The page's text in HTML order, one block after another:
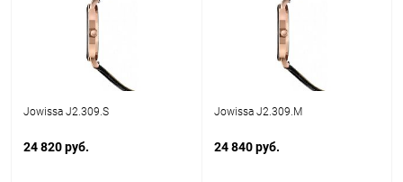
Jowissa J2.309.S
24 820 руб.
Jowissa J2.309.M
24 840 руб.